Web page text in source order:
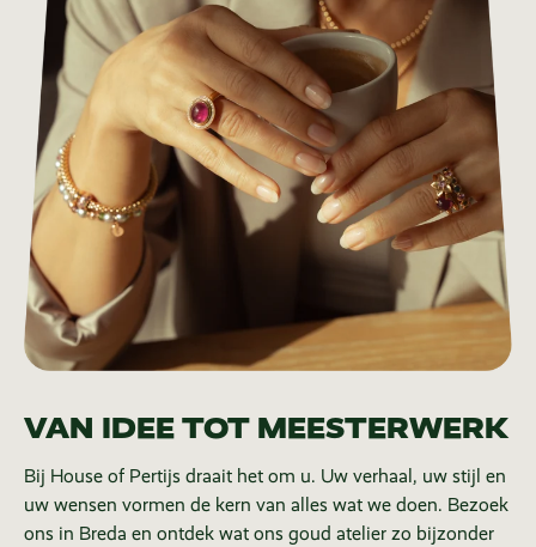
VAN IDEE TOT MEESTERWERK
Bij House of Pertijs draait het om u. Uw verhaal, uw stijl en
uw wensen vormen de kern van alles wat we doen. Bezoek
ons in Breda en ontdek wat ons goud atelier zo bijzonder